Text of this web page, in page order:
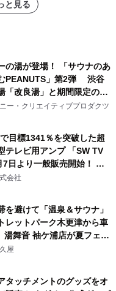
と見る
の湯が登場！ 「サウナのあ
PEANUTS」第2弾 渋谷
「改良湯」と期間限定のコ
ョン サウナイキタイコラ
発売決定！
ー・クリエイティブプロダクツ
目標1341％を突破した超
テレビ用アンプ 「SW TV
日より一般販売開始！ ケ
なぐだけ、テレビの音が
会社
を避けて「温泉＆サウナ」
レットパーク木更津から車
舞音 袖ケ浦店が夏フェア
提供
屋
タッチメントのグッズをオ